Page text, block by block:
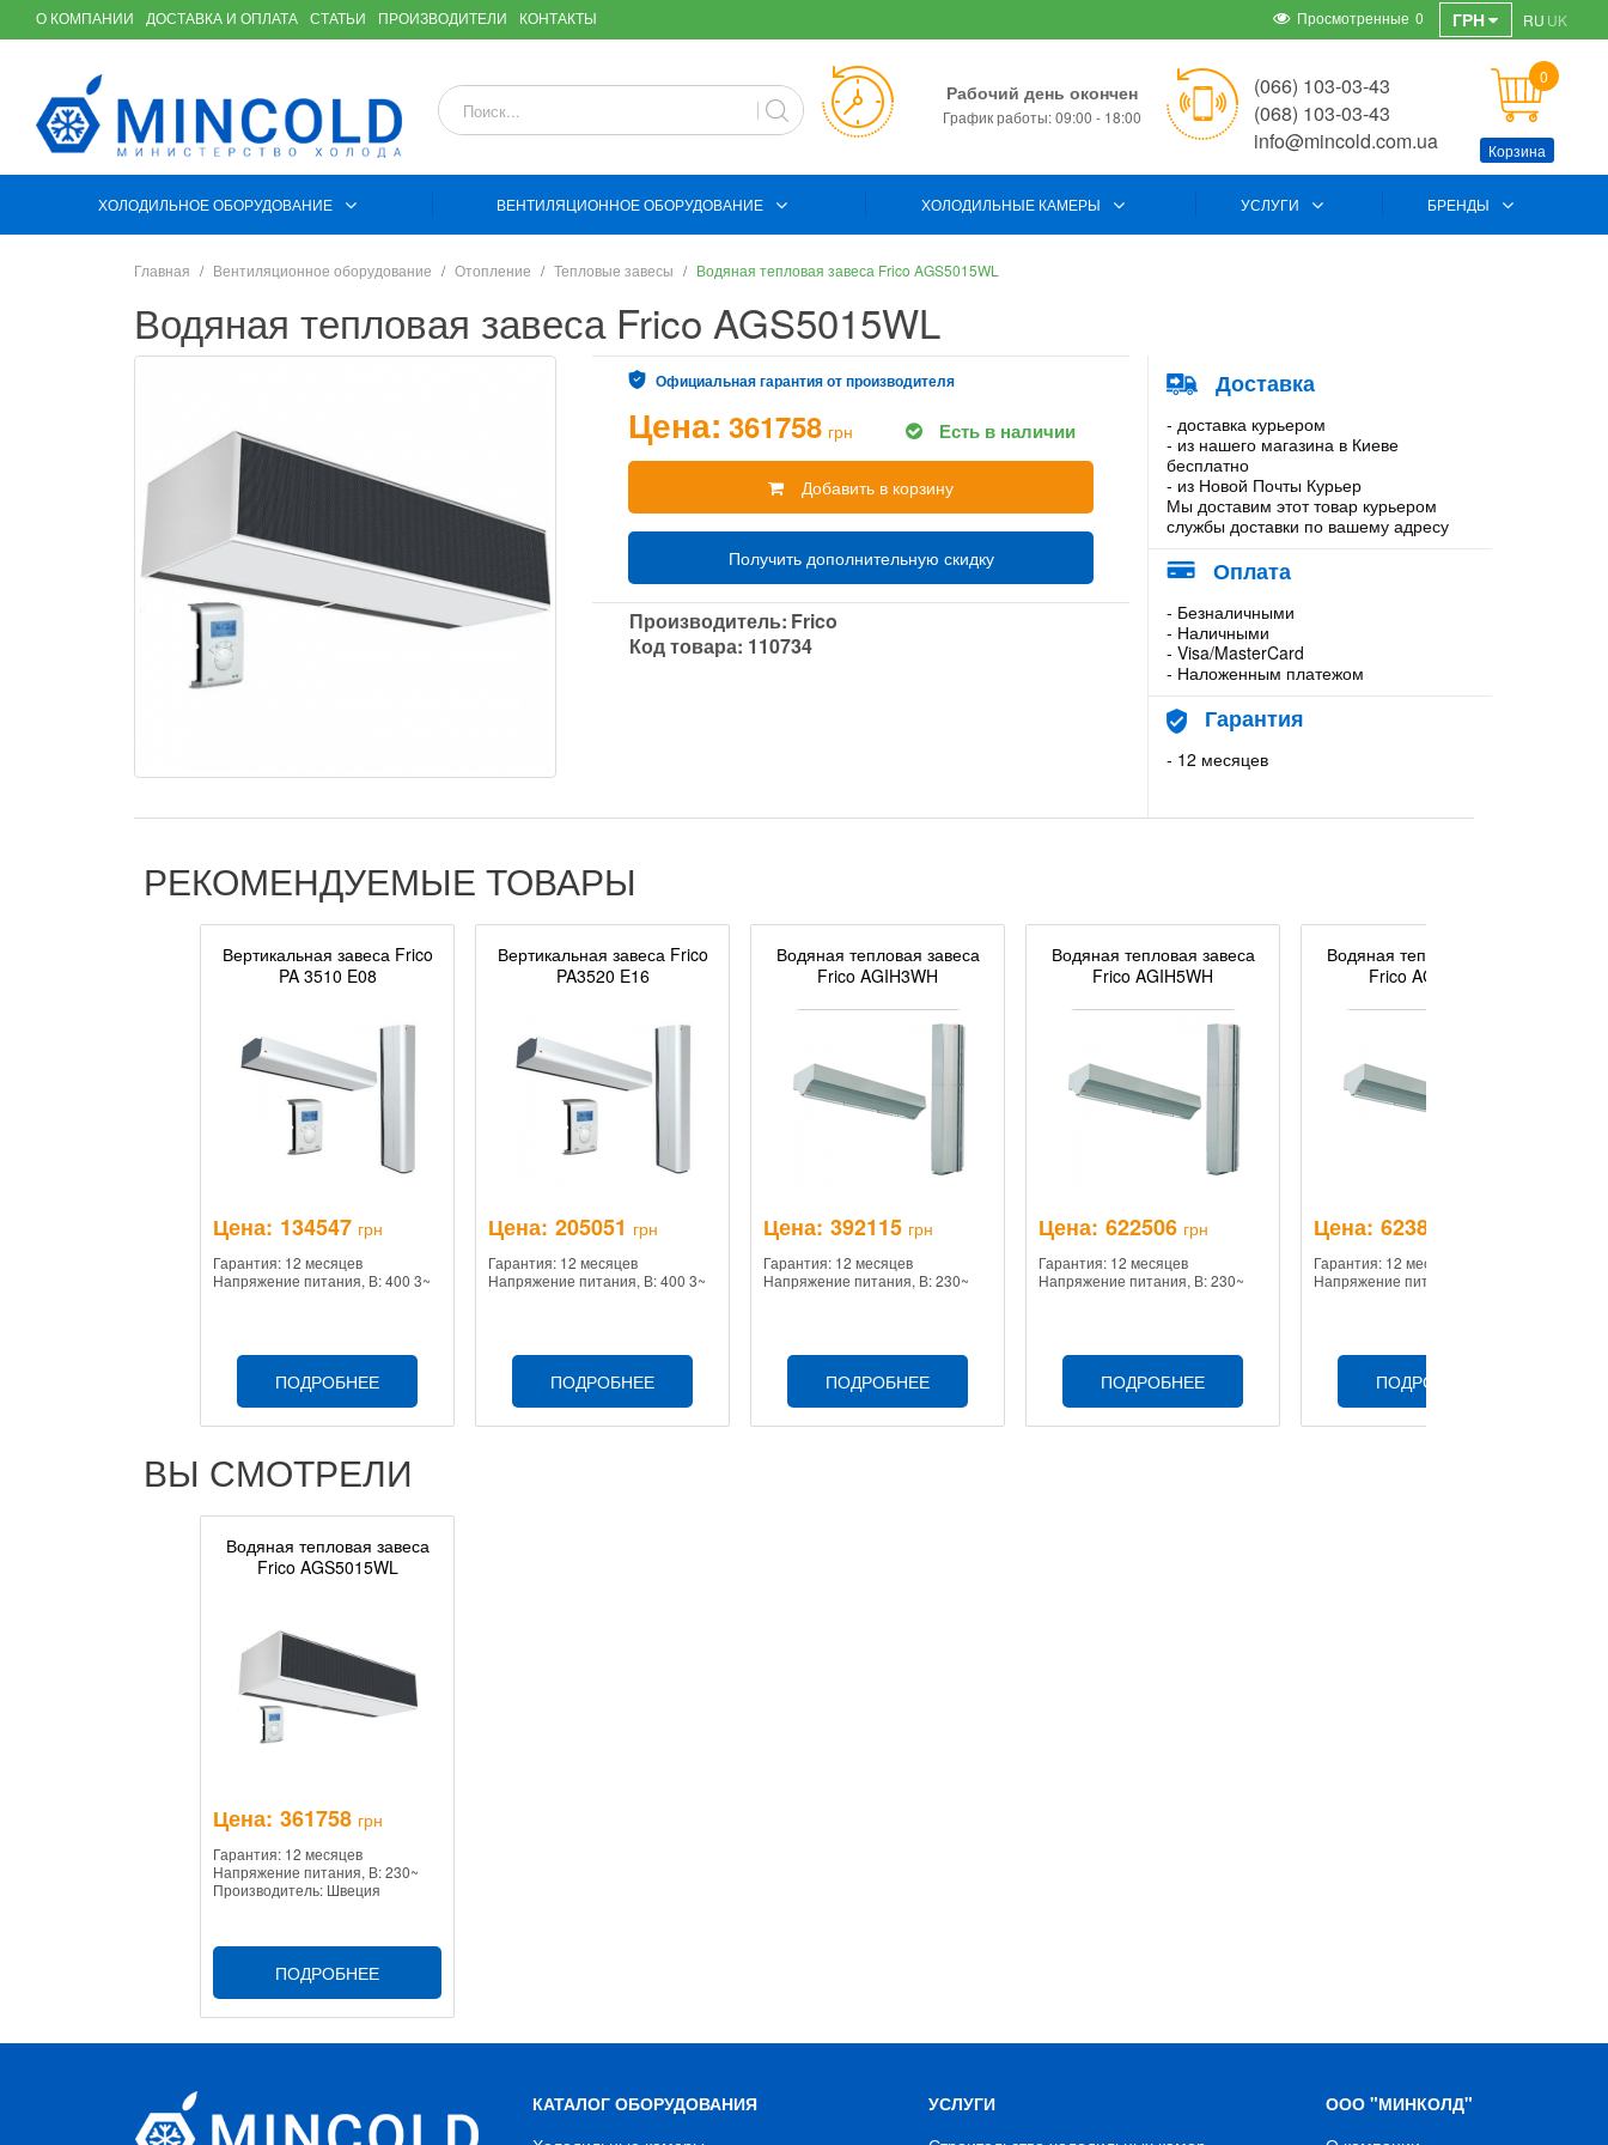
О КОМПАНИИ ДОСТАВКА И ОПЛАТА СТАТЬИ ПРОИЗВОДИТЕЛИ КОНТАКТЫ ГРН RU UK
Просмотренные 0
Рабочий день окончен
График работы: 09:00 - 18:00
(066) 103-03-43
(068) 103-03-43
info@mincold.com.ua
0
Корзина
ХОЛОДИЛЬНОЕ ОБОРУДОВАНИЕ ВЕНТИЛЯЦИОННОЕ ОБОРУДОВАНИЕ ХОЛОДИЛЬНЫЕ КАМЕРЫ УСЛУГИ БРЕНДЫ
Главная Вентиляционное оборудование Отопление Тепловые завесы Водяная тепловая завеса Frico AGS5015WL
Водяная тепловая завеса Frico AGS5015WL
Официальная гарантия от производителя
Цена: 361758 грн Есть в наличии
Добавить в корзину
Получить дополнительную скидку
Производитель: Frico
Код товара: 110734
Доставка
- доставка курьером
- из нашего магазина в Киеве
бесплатно
- из Новой Почты Курьер
Мы доставим этот товар курьером
службы доставки по вашему адресу
Оплата
- Безналичными
- Наличными
- Visa/MasterCard
- Наложенным платежом
Гарантия
- 12 месяцев
РЕКОМЕНДУЕМЫЕ ТОВАРЫ
Вертикальная завеса Frico
PA 3510 E08
Цена: 134547 грн
Гарантия: 12 месяцев
Напряжение питания, В: 400 3~
ПОДРОБНЕЕ
Вертикальная завеса Frico
PA3520 E16
Цена: 205051 грн
Гарантия: 12 месяцев
Напряжение питания, В: 400 3~
ПОДРОБНЕЕ
Водяная тепловая завеса
Frico AGIH3WH
Цена: 392115 грн
Гарантия: 12 месяцев
Напряжение питания, В: 230~
ПОДРОБНЕЕ
Водяная тепловая завеса
Frico AGIH5WH
Цена: 622506 грн
Гарантия: 12 месяцев
Напряжение питания, В: 230~
ПОДРОБНЕЕ
Водяная тепловая завеса
Frico AGIV5WH
Цена: 623897
Гарантия: 12 месяцев
Напряжение питания, В: 230~
ПОДРОБНЕЕ
ВЫ СМОТРЕЛИ
Водяная тепловая завеса
Frico AGS5015WL
Цена: 361758 грн
Гарантия: 12 месяцев
Напряжение питания, В: 230~
Производитель: Швеция
ПОДРОБНЕЕ
КАТАЛОГ ОБОРУДОВАНИЯ
УСЛУГИ
ООО "МИНКОЛД"